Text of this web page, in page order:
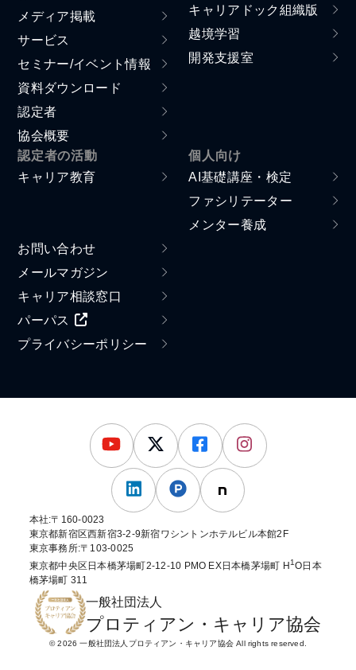
メディア掲載
サービス
セミナー/イベント情報
資料ダウンロード
認定者
協会概要
キャリアドック組織版
越境学習
開発支援室
認定者の活動
キャリア教育
個人向け
AI基礎講座・検定
ファシリテーター
メンター養成
お問い合わせ
メールマガジン
キャリア相談窓口
パーパス
プライバシーポリシー
一般社団法人
プロティアン・キャリア協会
© 2026 一般社団法人プロティアン・キャリア協会 All rights reserved.
本社:〒160-0023
東京都新宿区西新宿3-2-9新宿ワシントンホテルビル本館2F
東京事務所:〒103-0025
東京都中央区日本橋茅場町2-12-10 PMO EX日本橋茅場町 H1O日本
橋茅場町 311